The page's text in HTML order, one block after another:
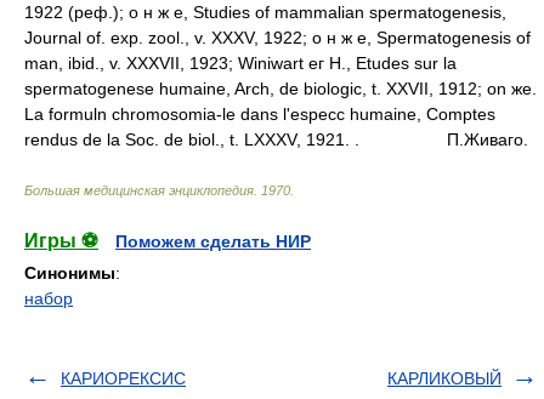
1922 (реф.); о н ж е, Studies of mammalian spermatogenesis,
Journal of. exp. zool., v. XXXV, 1922; о н ж е, Spermatogenesis of
man, ibid., v. XXXVII, 1923; Winiwart ег Н., Etudes sur la
spermatogenese humaine, Arch, de biologic, t. XXVII, 1912; on же.
La formuln chromosomia-le dans l'especc humaine, Comptes
rendus de la Soc. de biol., t. LXXXV, 1921. .
П.Живаго.
Большая медицинская энциклопедия 1970
Игры ⚽
Поможем сделать НИР
Синонимы:
набор
КАРИОРЕКСИС КАРЛИКОВЫЙ